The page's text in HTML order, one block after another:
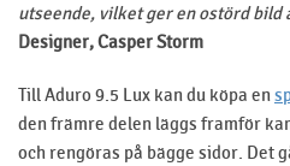
utseende, vilket ger en ostörd bild
Designer, Casper Storm
Till Aduro 9.5 Lux kan du köpa en
den främre delen läggs framför
och rengöras på bägge sidor. Det